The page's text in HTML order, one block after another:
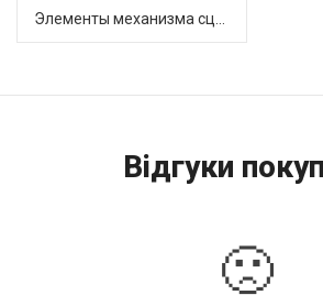
Элементы механизма сцепления (63)
Відгуки
🙁